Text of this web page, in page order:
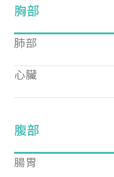
胸部
肺部
心臟
腹部
腸胃